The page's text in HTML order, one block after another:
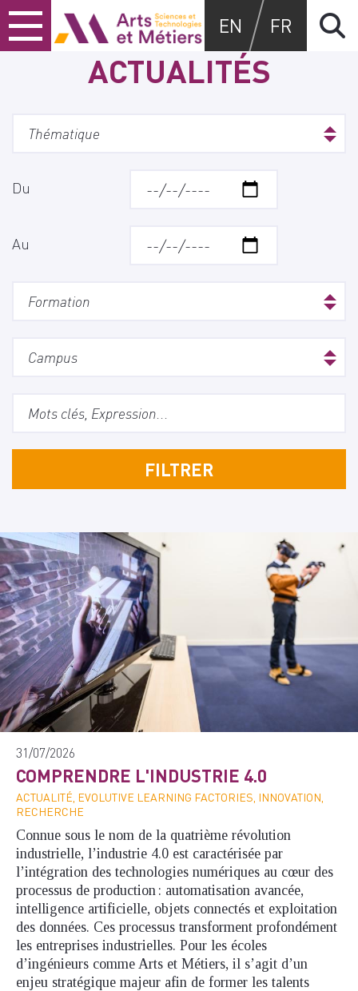
Skip
to
content
Skip
to
main
Skip
to
search
Arts et métiers
EN FR
ACTUALITÉS
Du
Au
31/07/2026
COMPRENDRE L'INDUSTRIE 4.0
ACTUALITÉ, EVOLUTIVE LEARNING FACTORIES, INNOVATION,
RECHERCHE
Connue sous le nom de la quatrième révolution
industrielle, l’industrie 4.0 est caractérisée par
l’intégration des technologies numériques au cœur des
processus de production : automatisation avancée,
intelligence artificielle, objets connectés et exploitation
des données. Ces processus transforment profondément
les entreprises industrielles. Pour les écoles
d’ingénieurs comme Arts et Métiers, il s’agit d’un
enjeu stratégique majeur afin de former les talents